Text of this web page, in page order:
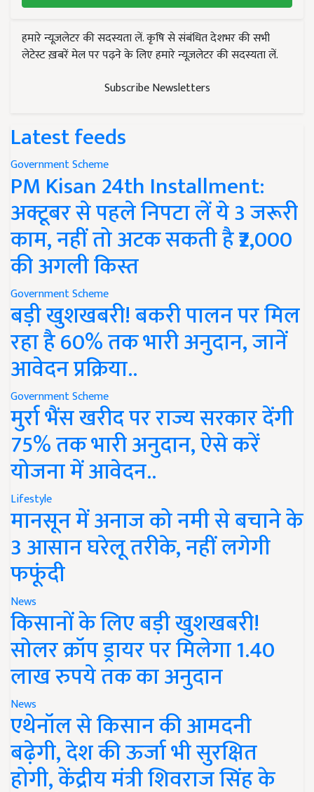
हमारे न्यूज़लेटर की सदस्यता लें. कृषि से संबंधित देशभर की सभी
लेटेस्ट ख़बरें मेल पर पढ़ने के लिए हमारे न्यूज़लेटर की सदस्यता लें.
Subscribe Newsletters
Latest feeds
Government Scheme
PM Kisan 24th Installment:
अक्टूबर से पहले निपटा लें ये 3 जरूरी
काम, नहीं तो अटक सकती है ₹2,000
की अगली किस्त
Government Scheme
बड़ी खुशखबरी! बकरी पालन पर मिल
रहा है 60% तक भारी अनुदान, जानें
आवेदन प्रक्रिया..
Government Scheme
मुर्रा भैंस खरीद पर राज्य सरकार देंगी
75% तक भारी अनुदान, ऐसे करें
योजना में आवेदन..
Lifestyle
मानसून में अनाज को नमी से बचाने के
3 आसान घरेलू तरीके, नहीं लगेगी
फफूंदी
News
किसानों के लिए बड़ी खुशखबरी!
सोलर क्रॉप ड्रायर पर मिलेगा 1.40
लाख रुपये तक का अनुदान
News
एथेनॉल से किसान की आमदनी
बढ़ेगी, देश की ऊर्जा भी सुरक्षित
होगी, केंद्रीय मंत्री शिवराज सिंह के